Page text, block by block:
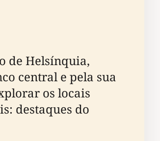
de Helsínquia,
central e pela sua
os locais
destaques do